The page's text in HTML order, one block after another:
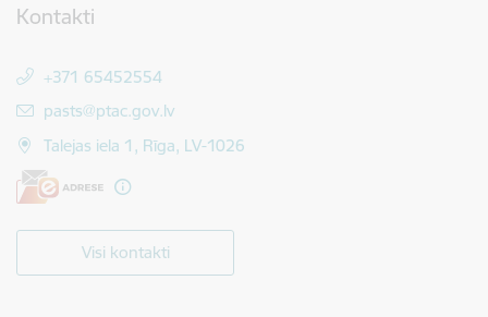
Kontakti
+371 65452554
E-pasts:
pasts@ptac.gov.lv
Talejas iela 1, Rīga, LV-1026
Visi kontakti